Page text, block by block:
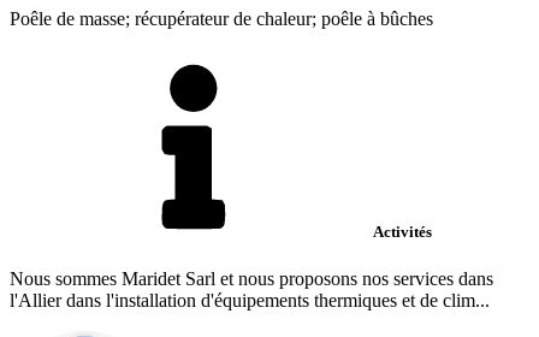
Poêle de masse; récupérateur de chaleur; poêle à bûches
Activités
Nous sommes Maridet Sarl et nous proposons nos services dans
l'Allier dans l'installation d'équipements thermiques et de clim...